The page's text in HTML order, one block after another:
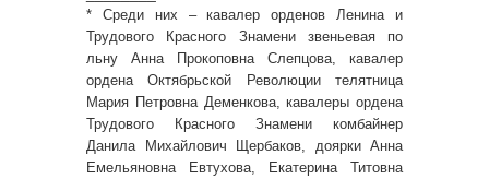
* Среди них – кавалер орденов Ленина и
Трудового Красного Знамени звеньевая по
льну Анна Прокоповна Слепцова, кавалер
ордена Октябрьской Революции телятница
Мария Петровна Деменкова, кавалеры ордена
Трудового Красного Знамени комбайнер
Данила Михайлович Щербаков, доярки Анна
Емельяновна Евтухова, Екатерина Титовна